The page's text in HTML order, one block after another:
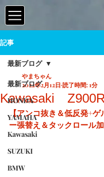
記事
最新ブログ
HONDA
YAMAHA
Kawasaki
SUZUKI
BMW
最新ブログ
Kawasaki
やまちゃん
2022年2月12日 読了時間: 1分
【アンコ抜き＆低反発+ゲ
ー張替え＆タックロール加